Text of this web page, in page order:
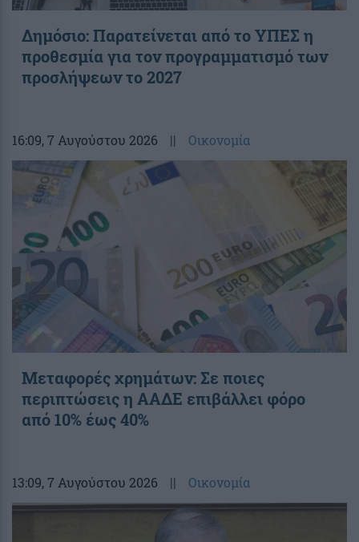
Δημόσιο: Παρατείνεται από το ΥΠΕΣ η
προθεσμία για τον προγραμματισμό των
προσλήψεων το 2027
16:09, 7 Αυγούστου 2026 || Οικονομία
Μεταφορές χρημάτων: Σε ποιες
περιπτώσεις η ΑΑΔΕ επιβάλλει φόρο
από 10% έως 40%
13:09, 7 Αυγούστου 2026 || Οικονομία